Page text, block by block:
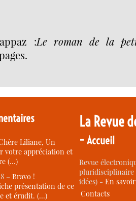
:Le roman de la
Liliane, Un
votre appréciation et
(…)
–Bravo !
présentation de ce
et érudit. (…)
La Revue
-Accueil
Revue
idées) -En
Contacts